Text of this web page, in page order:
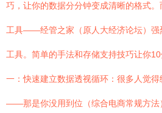
巧，让你的数据分分钟变成清晰的格式
工具——经管之家（原人大经济论坛）强
工具。简单的手法和存储支持技巧让你
一：快速建立数据透视循环：很多人觉
——那是你没用到位（综合电商常规方法